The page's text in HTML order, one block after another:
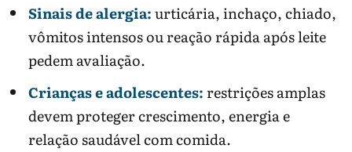
Sinais de alergia:urticária, inchaço, chiado,
vômitos intensos ou reação rápida após leite
pedem avaliação.
Crianças e adolescentes: restrições amplas
devem proteger crescimento, energia e
relação saudável com comida.